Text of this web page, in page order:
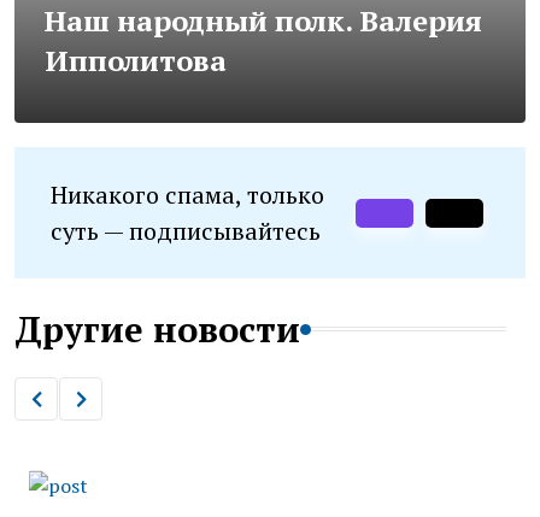
Наш народный полк. Валерия
Ипполитова
Никакого спама, только
суть — подписывайтесь
Другие новости